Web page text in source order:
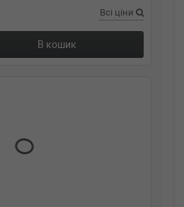
Всі ціни
В кошик